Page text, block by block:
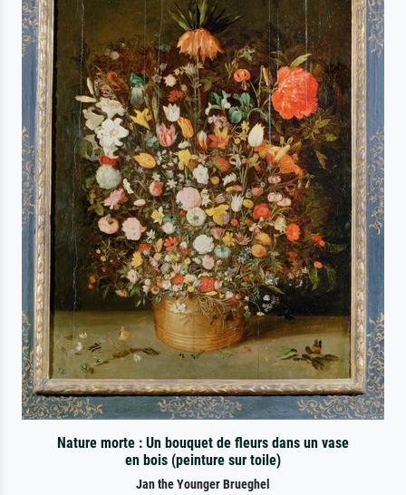
Nature morte : Un bouquet de fleurs dans un vase
en bois (peinture sur toile)
Jan the Younger Brueghel